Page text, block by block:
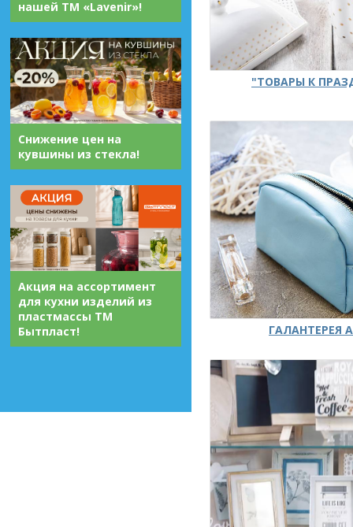
нашей ТМ «Lavenir»!
Снижение цен на
кувшины из стекла!
Акция на ассортимент
для кухни изделий из
пластмассы ТМ
Бытпласт!
"ТОВАРЫ К
ГАЛАНТЕРЕЯ